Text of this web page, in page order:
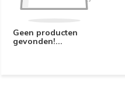
Geen producten
gevonden!...